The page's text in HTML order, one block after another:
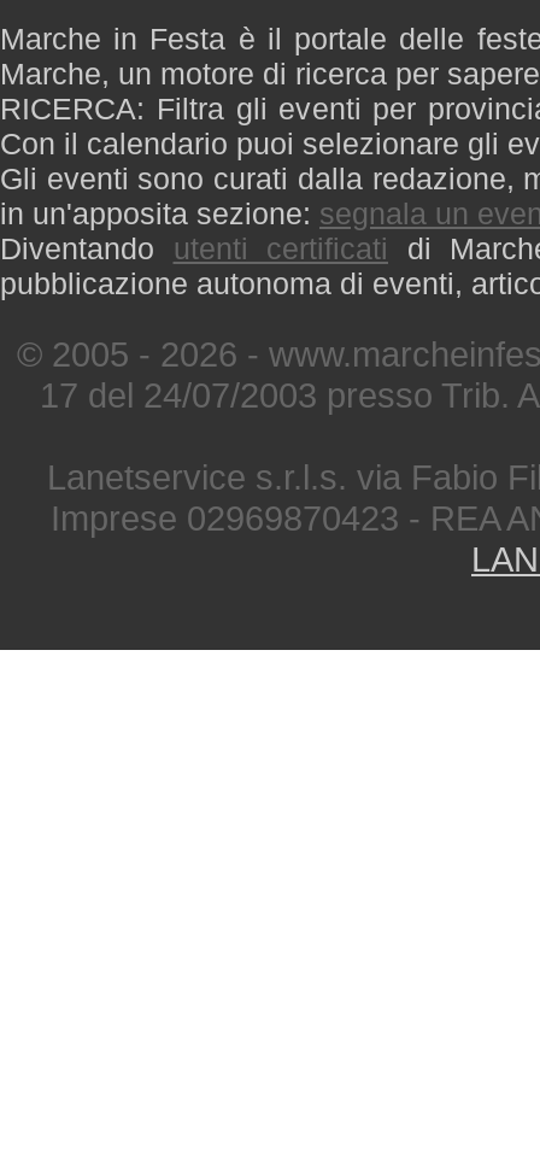
Marche in Festa è il portale delle
Marche, un motore di ricerca per
RICERCA: Filtra gli eventi per
Con il calendario puoi selezionare gli
Gli eventi sono curati dalla redazione,
in un'apposita sezione: segnala un
Diventando utenti certificati di
pubblicazione autonoma di eventi,
© 2005 - 2026 -
17 del 24/07/2003 presso Trib.
Lanetservice s.r.l.s. via Fabio
Imprese 02969870423 - REA